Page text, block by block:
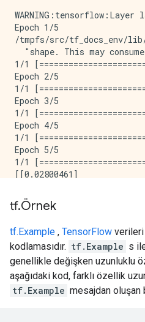
Epoch 1/5
/tmpfs/src/tf_docs_env/lib/
"shape. This may
1/1
Epoch 2/5
1/1
Epoch 3/5
1/1
Epoch 4/5
1/1
Epoch 5/5
1/1
[[0.02800461]
[0.02283431]
tf.Örnek
tf.Example , TensorFlow
kodlamasıdır. tf.Example s
genellikle değişken uzunluklu
aşağıdaki kod, farklı özellik
tf.Example mesajdan oluşan